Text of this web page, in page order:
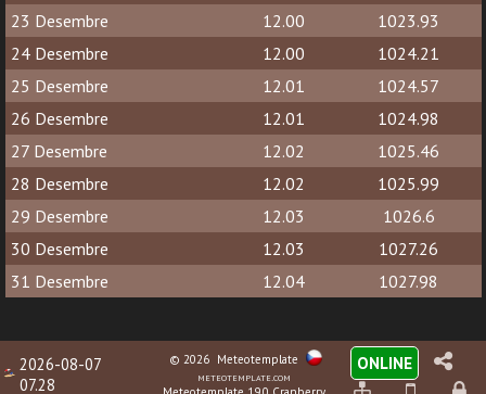
23 Desembre
12.00
1023.93
24 Desembre
12.00
1024.21
25 Desembre
12.01
1024.57
26 Desembre
12.01
1024.98
27 Desembre
12.02
1025.46
28 Desembre
12.02
1025.99
29 Desembre
12.03
1026.6
30 Desembre
12.03
1027.26
31 Desembre
12.04 1027.98
2026-08-07
07.28
© 2026 Meteotemplate
meteotemplate.com
ONLINE